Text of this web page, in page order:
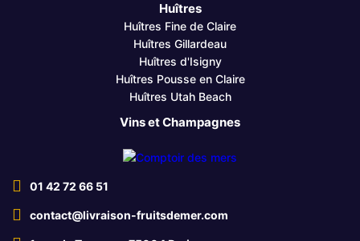
Huîtres
Huîtres Fine de Claire
Huîtres Gillardeau
Huîtres d'Isigny
Huîtres Pousse en Claire
Huîtres Utah Beach
Vins et Champagnes
01 42 72 66 51
contact@livraison-fruitsdemer.com